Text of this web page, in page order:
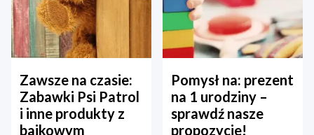
Zawsze na czasie:
Zabawki Psi Patrol
i inne produkty z
bajkowym
Pomysł na: prezent
na 1 urodziny –
sprawdź nasze
propozycje!